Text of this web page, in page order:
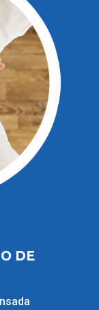
DE